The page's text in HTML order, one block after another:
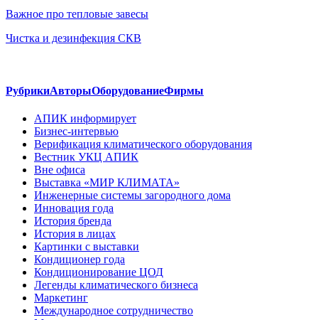
Важное про тепловые завесы
Чистка и дезинфекция СКВ
РубрикиАвторыОборудованиеФирмы
АПИК информирует
Бизнес-интервью
Верификация климатического оборудования
Вестник УКЦ АПИК
Вне офиса
Выставка «МИР КЛИМАТА»
Инженерные системы загородного дома
Инновация года
История бренда
История в лицах
Картинки с выставки
Кондиционер года
Кондиционирование ЦОД
Легенды климатического бизнеса
Маркетинг
Международное сотрудничество